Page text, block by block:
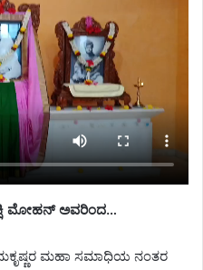
ಮೋಹನ್ ಅವರಿಂದ…
ಮಹಾ ಸಮಾಧಿಯ ನಂತರ